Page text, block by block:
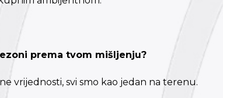
prema tvom mišljenju?
vrijednosti, svi smo kao jedan na terenu.